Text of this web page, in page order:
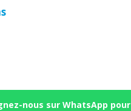
nous sur WhatsApp pour